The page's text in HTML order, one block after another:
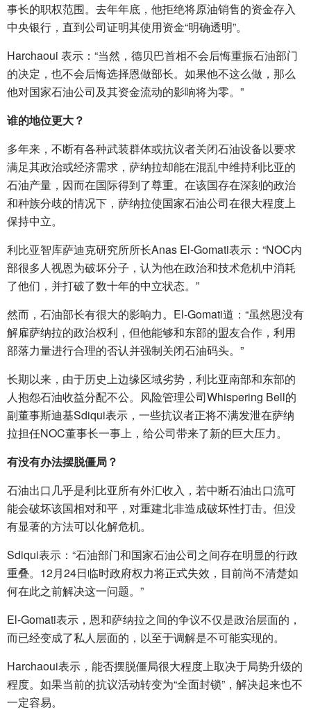
事长的职权范围。去年年底，他拒绝将原油销售的资金存入
中央银行，直到公司证明其使用资金“明确透明”。
Harchaoui 表示：“当然，德贝巴首相不会后悔重振石油部门
的决定，也不会后悔选择恩做部长。如果他不这么做，那么
他对国家石油公司及其资金流动的影响将为零。”
谁的地位更大？
多年来，不断有各种武装群体或抗议者关闭石油设备以要求
满足其政治或经济需求，萨纳拉却能在混乱中维持利比亚的
石油产量，因而在国际得到了尊重。在该国存在深刻的政治
和种族分歧的情况下，萨纳拉使国家石油公司在很大程度上
保持中立。
利比亚智库萨迪克研究所所长Anas El-Gomati表示：“NOC内
部很多人视恩为破坏分子，认为他在政治和技术危机中消耗
了他们，并打破了数十年的中立状态。”
然而，石油部长有很大的影响力。El-Gomati道：“虽然恩没有
解雇萨纳拉的政治权利，但他能够和东部的盟友合作，利用
部落力量进行合理的否认并强制关闭石油码头。”
长期以来，由于历史上边缘区域劣势，利比亚南部和东部的
人抱怨石油收益分配不公。风险管理公司Whispering Bell的
副董事斯迪基Sdiqui表示，一些抗议者正将不满发泄在萨纳
拉担任NOC董事长一事上，给公司带来了新的巨大压力。
有没有办法摆脱僵局？
石油出口几乎是利比亚所有外汇收入，若中断石油出口流可
能会破坏该国相对和平，对重建北非造成破坏性打击。但没
有显著的方法可以化解危机。
Sdiqui表示：“石油部门和国家石油公司之间存在明显的行政
重叠。12月24日临时政府权力将正式失效，目前尚不清楚如
何在此之前解决这一问题。”
El-Gomati表示，恩和萨纳拉之间的争议不仅是政治层面的，
而已经变成了私人层面的，以至于调解是不可能实现的。
Harchaoui表示，能否摆脱僵局很大程度上取决于局势升级的
程度。如果当前的抗议活动转变为“全面封锁”，解决起来也不
一定容易。